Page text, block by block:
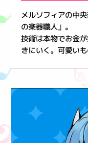
メルソフィアの中
の楽器職人」。
技術は本物でお金
きにいく。可愛いも